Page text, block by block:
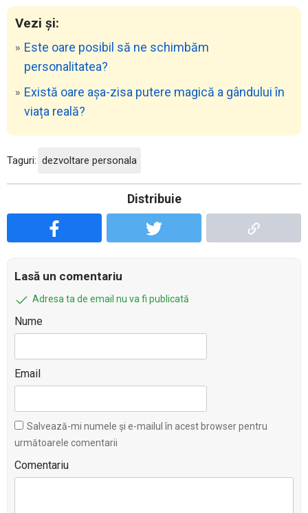
Vezi și:
Este oare posibil să ne schimbăm
personalitatea?
Există oare așa-zisa putere magică a gândului în
viața reală?
Taguri: dezvoltare personala
Distribuie
Lasă un comentariu
Adresa ta de email nu va fi publicată
Nume
Email
Salvează-mi numele și e-mailul în acest browser pentru
următoarele comentarii
Comentariu